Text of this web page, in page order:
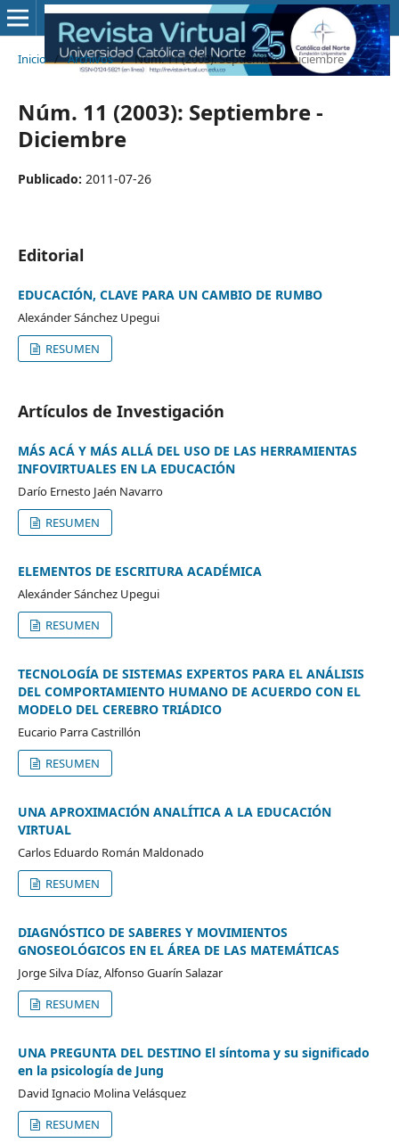
Inicio / Archivos / Núm. 11 (2003): Septiembre - Diciembre
Núm. 11 (2003): Septiembre -
Diciembre
Publicado: 2011-07-26
Editorial
EDUCACIÓN, CLAVE PARA UN CAMBIO DE RUMBO
Alexánder Sánchez Upegui
RESUMEN
Artículos de Investigación
MÁS ACÁ Y MÁS ALLÁ DEL USO DE LAS HERRAMIENTAS
INFOVIRTUALES EN LA EDUCACIÓN
Darío Ernesto Jaén Navarro
RESUMEN
ELEMENTOS DE ESCRITURA ACADÉMICA
Alexánder Sánchez Upegui
RESUMEN
TECNOLOGÍA DE SISTEMAS EXPERTOS PARA EL ANÁLISIS
DEL COMPORTAMIENTO HUMANO DE ACUERDO CON EL
MODELO DEL CEREBRO TRIÁDICO
Eucario Parra Castrillón
RESUMEN
UNA APROXIMACIÓN ANALÍTICA A LA EDUCACIÓN
VIRTUAL
Carlos Eduardo Román Maldonado
RESUMEN
DIAGNÓSTICO DE SABERES Y MOVIMIENTOS
GNOSEOLÓGICOS EN EL ÁREA DE LAS MATEMÁTICAS
Jorge Silva Díaz, Alfonso Guarín Salazar
RESUMEN
UNA PREGUNTA DEL DESTINO El síntoma y su significado
en la psicología de Jung
David Ignacio Molina Velásquez
RESUMEN